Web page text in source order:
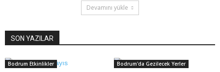
Devamını yükle
SON YAZILAR
Bodrum Etkinlikler Bodrum'da Gezilecek Yerler